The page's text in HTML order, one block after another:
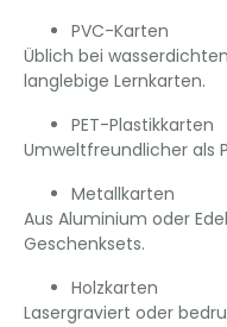
PVC-Karten
Üblich bei
langlebige Lernkarten.
PET-Plastikkarten
Umweltfreundlicher als
Metallkarten
Aus Aluminium oder
Geschenksets.
Holzkarten
Lasergraviert oder